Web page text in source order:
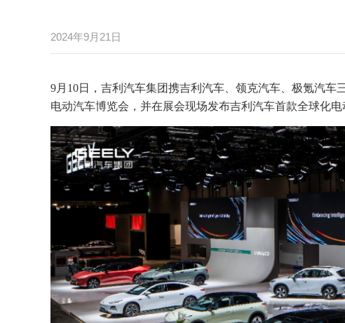
2024年9月21日
9月10日，吉利汽车集团携吉利汽车、领克汽车、极氪汽
电动汽车博览会，并在展会现场发布吉利汽车首款全球化电